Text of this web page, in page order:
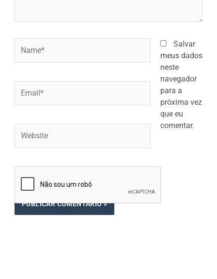
Salvar
meus dados
neste
navegador
para a
próxima vez
que eu
comentar.